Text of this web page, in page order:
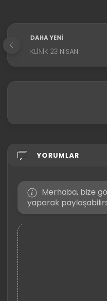
DAHA YENI
KLINIK 23 NISAN
YORUMLAR
Merhaba, bize
yaparak